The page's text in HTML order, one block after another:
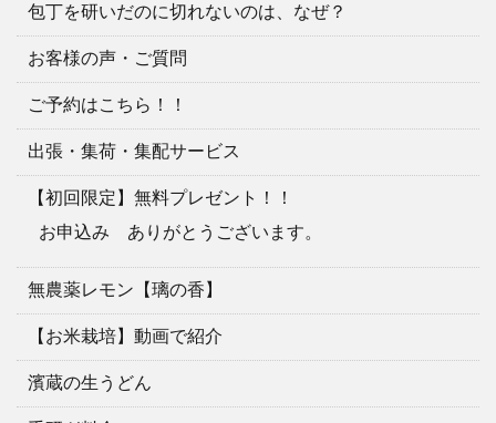
包丁を研いだのに切れないのは、なぜ？
お客様の声・ご質問
ご予約はこちら！！
出張・集荷・集配サービス
【初回限定】無料プレゼント！！
お申込み ありがとうございます。
無農薬レモン【璃の香】
【お米栽培】動画で紹介
濱蔵の生うどん